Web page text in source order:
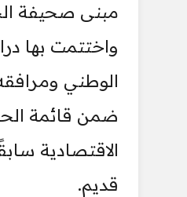
مبنى صحيفة
واختتمت بها
الوطني
ضمن قائمة
الاقتصادية
قديم.